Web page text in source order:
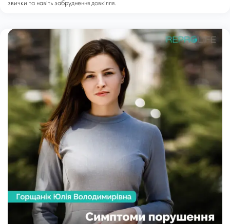
звички та навіть забруднення довкілля.